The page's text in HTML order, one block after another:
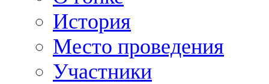
История
Место проведения
Участники